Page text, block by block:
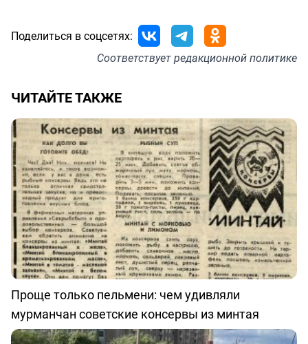
Поделиться в соцсетях:
Соответствуетредакционной политике
ЧИТАЙТЕ ТАКЖЕ
Проще только пельмени: чем удивляли
мурманчан советские консервы из минтая